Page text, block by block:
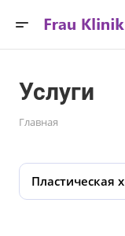
Услуги
Главная
Пластическая